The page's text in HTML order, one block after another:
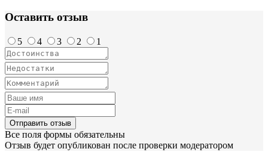
Оставить отзыв
5 4 3 2 1
Отправить отзыв
Все поля формы обязательны
Отзыв будет опубликован после проверки модератором